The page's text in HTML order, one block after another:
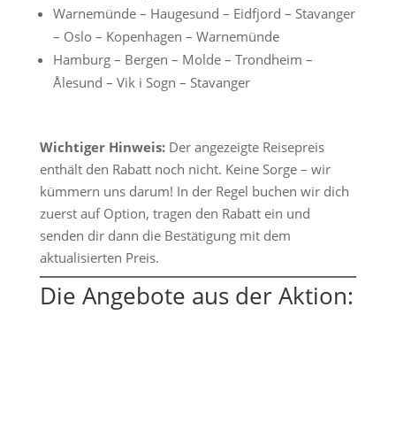
Warnemünde – Haugesund – Eidfjord – Stavanger
– Oslo – Kopenhagen – Warnemünde
Hamburg – Bergen – Molde – Trondheim –
Ålesund – Vik i Sogn – Stavanger
Wichtiger Hinweis:Der angezeigte Reisepreis
enthält den Rabatt noch nicht. Keine Sorge – wir
kümmern uns darum! In der Regel buchen wir dich
zuerst auf Option, tragen den Rabatt ein und
senden dir dann die Bestätigung mit dem
aktualisierten Preis.
Die Angebote aus der Aktion: